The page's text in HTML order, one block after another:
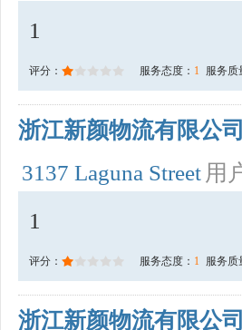
1
评分： 服务态度： 1 服务质
浙江新颜物流有限公司
3137 Laguna Street 用
1
评分： 服务态度： 1 服务质
浙江新颜物流有限公司